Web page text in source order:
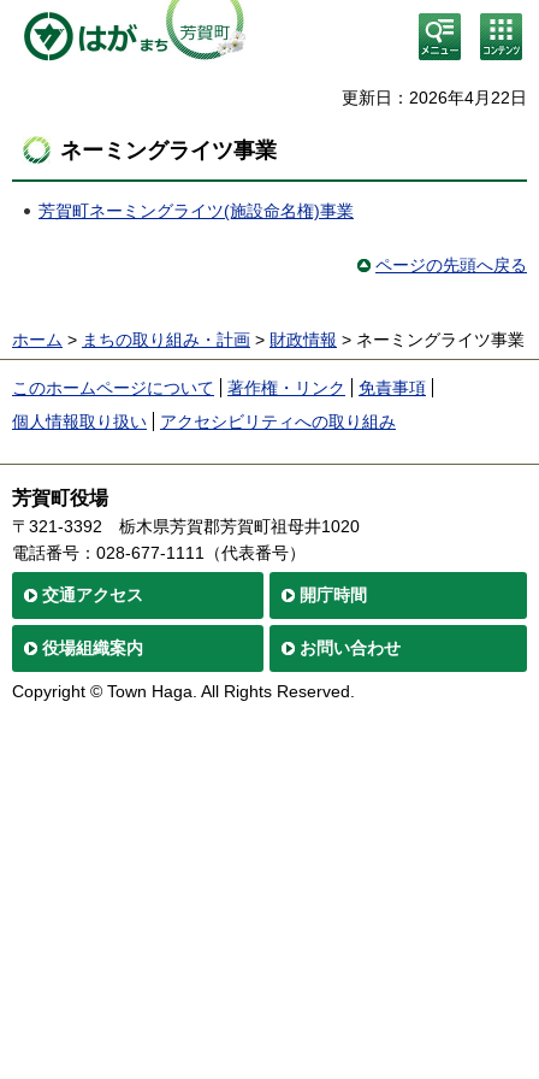
検
索・
メニ
コン
テン
ニュ
更新日：2026年4月22日
ネーミングライツ事業
芳賀町ネーミングライツ(施設命名権)事業
ページの先頭へ戻る
ホーム > まちの取り組み・計画 > 財政情報 > ネーミングライツ事業
このホームページについて 著作権・リンク
免責事項
個人情報取り扱い
アクセシビリティへの取り組み
芳賀町役場
〒321-3392
栃木県芳賀郡芳賀町祖母井1020
電話番号：028-677-1111（代表番号）
交通アクセス 開庁時間
役場組織案内 お問い合わせ
Copyright © Town Haga. All Rights Reserved.